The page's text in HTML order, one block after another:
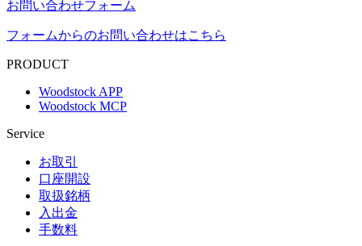
お問い合わせフォーム
フォームからのお問い合わせはこちら
PRODUCT
Woodstock APP
Woodstock MCP
Service
お取引
口座開設
取扱銘柄
入出金
手数料